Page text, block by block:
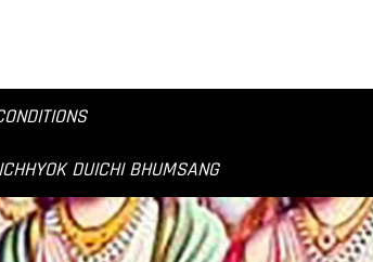
DUICHI BHUMSANG